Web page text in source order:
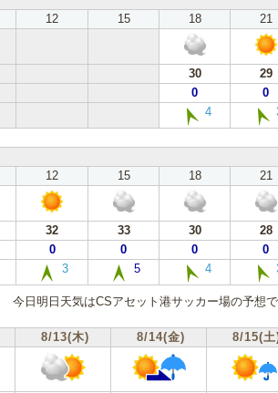
12 15 18
21
30
29
0
0
4
12 15 18
21
32 33 30
28
0 0 0
0
3 5 4
今日明日天気はCSアセット港サッカー場の予想で
8/13(木) 8/14(金) 8/15(土